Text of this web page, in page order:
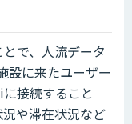
で、人流データ
設に来たユーザー
接続すること
や滞在状況など